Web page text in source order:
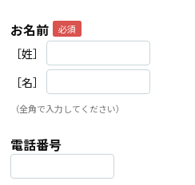
お名前
［姓］
［名］
（全角で入力してください）
電話番号